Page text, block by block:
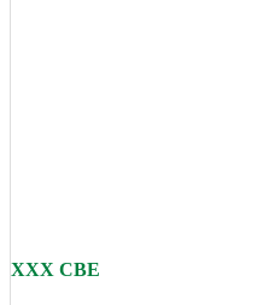
XXX CBE